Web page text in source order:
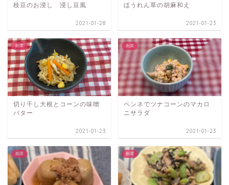
枝豆のお浸し 浸し豆風
2021-01-28
ほうれん草の胡麻和え
2021-01-23
副菜
切り干し大根とコーンの味噌
バター
2021-01-23
副菜
ペンネでツナコーンのマカロ
ニサラダ
2021-01-23
副菜 副菜